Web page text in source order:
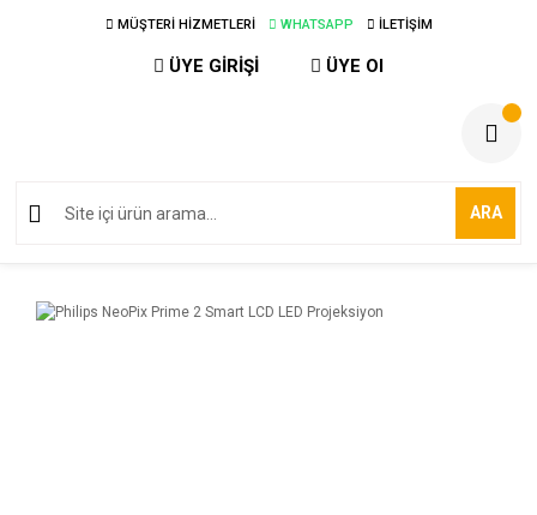
MÜŞTERİ HİZMETLERİ WHATSAPP İLETİŞİM
ÜYE GİRİŞİ ÜYE Ol
ARA